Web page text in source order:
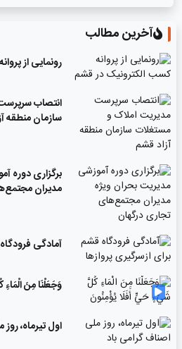
آخرین مطالب
رونمایی از
انتصاب
سازمان منطقه
برگزاری دوره
مدیران
آمادگی
وَجَعَلْنَا مِنَ
اول تیرماه،